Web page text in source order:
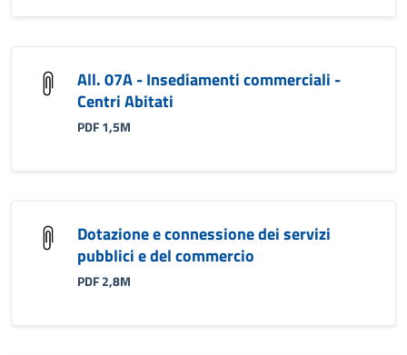
All. 07A - Insediamenti commerciali -
Centri Abitati
PDF 1,5M
Dotazione e connessione dei servizi
pubblici e del commercio
PDF 2,8M